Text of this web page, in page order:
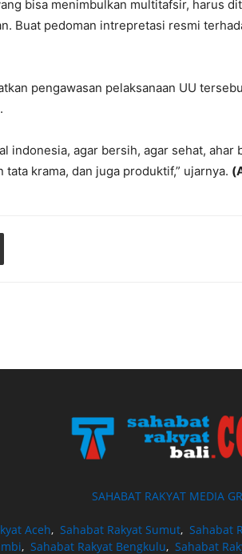
bisa menimbulkan multitafsir, harus
Buat pedoman intrepretasi resmi
pengawasan pelaksanaan UU
indonesia, agar bersih, agar sehat, ahar
krama, dan juga produktif,” ujarnya.
SAHABAT RAKYAT MEDIA
Aceh, Sahabat Rakyat Sumut, Sahabat
,Sahabat Rakyat Bengkulu,Sahabat